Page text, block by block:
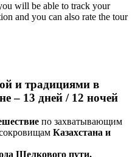
will be able to track your
and you can also rate the tour
и традициями в
– 13 дней / 12 ночей
по захватывающим
Казахстана и
Шелкового пути,